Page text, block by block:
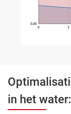
in het